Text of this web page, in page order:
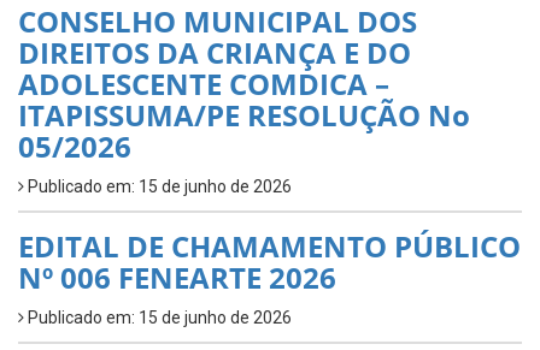
CONSELHO MUNICIPAL DOS
DIREITOS DA CRIANÇA E DO
ADOLESCENTE COMDICA –
ITAPISSUMA/PE RESOLUÇÃO No
05/2026
Publicado em: 15 de junho de 2026
EDITAL DE CHAMAMENTO PÚBLICO
Nº 006 FENEARTE 2026
Publicado em: 15 de junho de 2026